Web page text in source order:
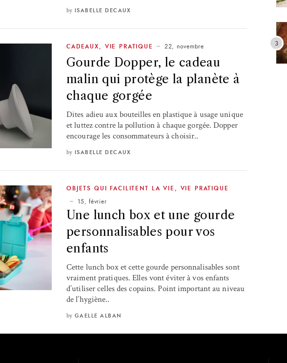
by ISABELLE DECAUX
CADEAUX VIE PRATIQUE 22, novembre
Gourde Dopper, le cadeau
malin qui protège la planète à
chaque gorgée
Dites adieu aux bouteilles en plastique à usage unique
et luttez contre la pollution à chaque gorgée. Dopper
encourage les consommateurs à choisir..
by ISABELLE DECAUX
OBJETS QUI FACILITENT LA VIE VIE PRATIQUE
15, février
Une lunch box et une gourde
personnalisables pour vos
enfants
Cette lunch box et cette gourde personnalisables sont
vraiment pratiques. Elles vont éviter à vos enfants
d’utiliser celles des copains. Point important au niveau
de l’hygiène..
by GAELLE ALBAN